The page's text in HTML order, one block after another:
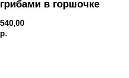
грибами в горшочке
540,00
р.